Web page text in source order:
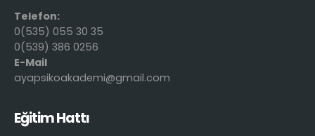
Telefon:
0(535) 055 30 35
0(539) 386 0256
E-Mail
ayapsikoakademi@gmail.com
Eğitim Hattı